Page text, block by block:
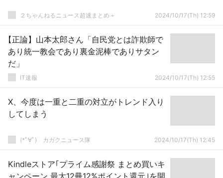
２ちゃんねるニュース超速まとめ＋ 2024/10/17(Th) 12:59
【正論】山本太郎さん「自民党とは詐欺師で
あり統一教会であり裏金泥棒でありサタン
だ」
IT速報 2024/10/17(Th) 12:55
X、今度は一重と二重の対立がトレンド入り
してしまう
(*ﾟ∀ﾟ)ゞカガクニュース隊 2024/10/17(Th) 12:45
Kindleストア｢プライム感謝祭 まとめ買いキ
ャンペーン 最大12冊12%ポイント還元｣を開